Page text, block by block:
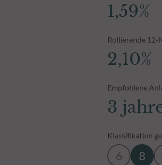
1,59%
Rollierende
2,10%
Empfohlene
3
Klassifikation
6 8